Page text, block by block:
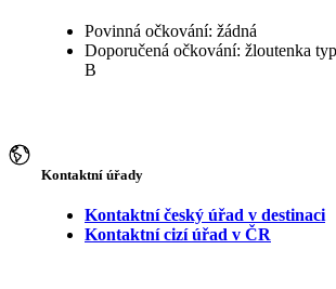
Povinná očkování: žádná
Doporučená očkování: žloutenka
B
Kontaktní úřady
Kontaktní český úřad v destinaci
Kontaktní cizí úřad v ČR